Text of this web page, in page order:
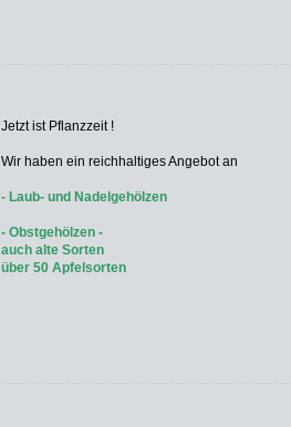
Jetzt ist Pflanzzeit !
Wir haben ein reichhaltiges Angebot an
- Laub- und Nadelgehölzen
- Obstgehölzen -
auch alte Sorten
über 50 Apfelsorten